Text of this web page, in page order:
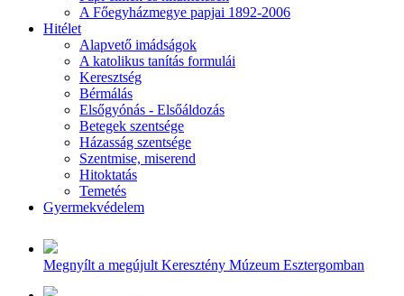
A Főegyházmegye papjai 1892-2006
Hitélet
Alapvető imádságok
A katolikus tanítás formulái
Keresztség
Bérmálás
Elsőgyónás - Elsőáldozás
Betegek szentsége
Házasság szentsége
Szentmise, miserend
Hitoktatás
Temetés
Gyermekvédelem
Megnyílt a megújult Keresztény Múzeum Esztergomban